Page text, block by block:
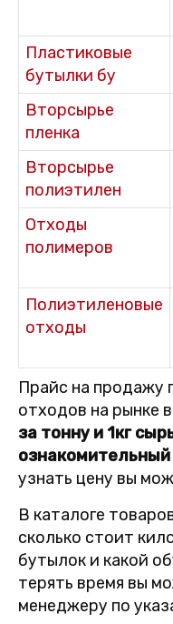
Пластиковые
бутылки бу
Вторсырье
пленка
Вторсырье
полиэтилен
Отходы
полимеров
Полиэтиленовые
отходы
Прайс на продажу
отходов на рынке
за тонну и 1кг
ознакомительный
узнать цену вы
В каталоге
сколько стоит
бутылок и какой
терять время вы
менеджеру по